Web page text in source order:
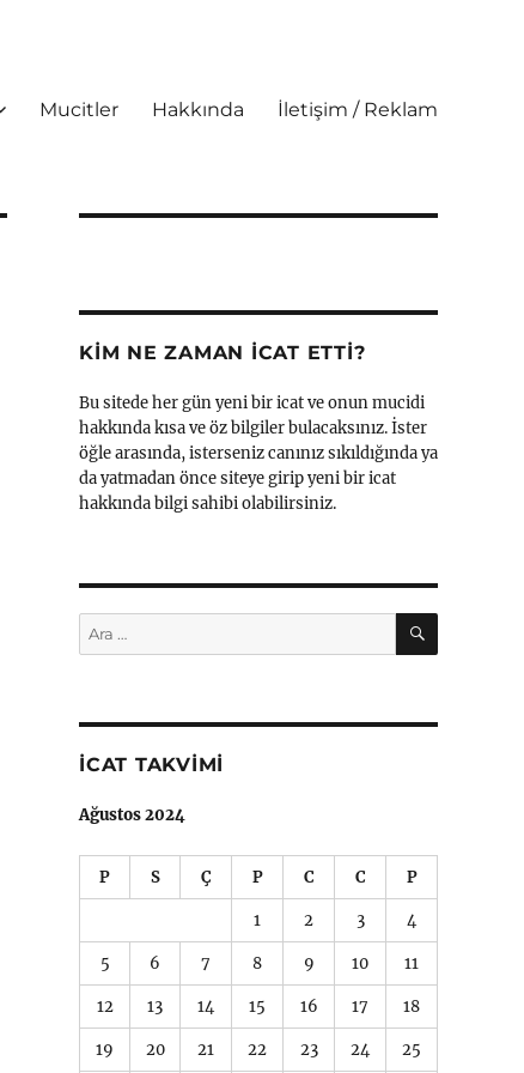
Mucitler Hakkında İletişim / Reklam
KIM NE ZAMAN İCAT ETTI?
Bu sitede her gün yeni bir icat ve onun mucidi
hakkında kısa ve öz bilgiler bulacaksınız. İster
öğle arasında, isterseniz canınız sıkıldığında ya
da yatmadan önce siteye girip yeni bir icat
hakkında bilgi sahibi olabilirsiniz.
Ara: ARA
İCAT TAKVIMI
Ağustos 2024
P S Ç P C C P
1 2 3 4
5 6 7 8 9 10 11
12 13 14 15 16 17 18
19 20 21 22 23 24 25